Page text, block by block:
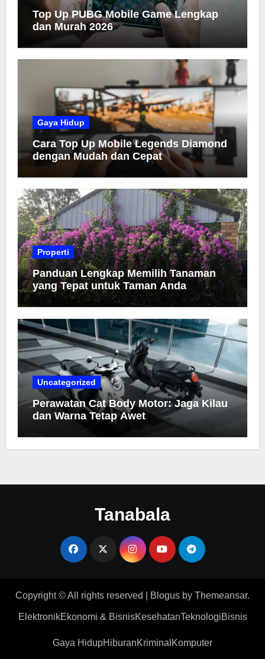
Top Up PUBG Mobile Game Lengkap
dan Murah 2026
Gaya Hidup
Cara Top Up Mobile Legends Diamond
dengan Mudah dan Cepat
Properti
Panduan Lengkap Memilih Tanaman
yang Tepat untuk Taman Anda
Uncategorized
Perawatan Cat Body Motor: Jaga Kilau
dan Warna Tetap Awet
Tanabala
Copyright © All rights reserved Blogus by Themeansar.
ElektronikEkonomi & BisnisKesehatanTeknologiBisnis
Gaya HidupHiburanKriminal Komputer